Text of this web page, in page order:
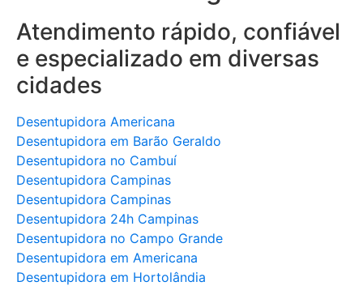
Atendimento rápido, confiável
e especializado em diversas
cidades
Desentupidora Americana
Desentupidora em Barão Geraldo
Desentupidora no Cambuí
Desentupidora Campinas
Desentupidora Campinas
Desentupidora 24h Campinas
Desentupidora no Campo Grande
Desentupidora em Americana
Desentupidora em Hortolândia